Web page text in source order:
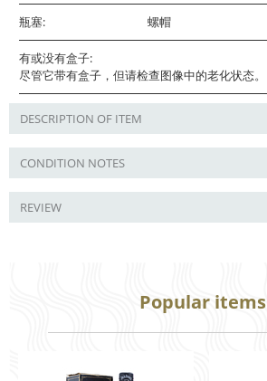
瓶塞: 螺帽
有或没有盒子:
尽管它带有盒子，但请检查图像中的老化状态。
DESCRIPTION OF ITEM
CONDITION NOTES
REVIEW
Popular items